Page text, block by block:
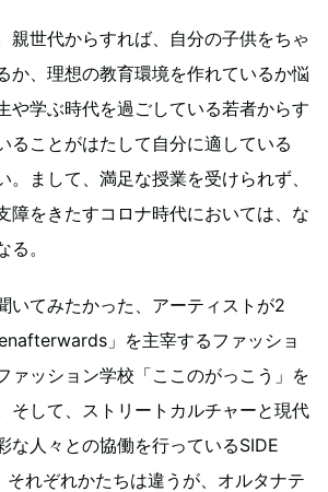
親世代からすれば、自分の子供をちゃ
か、理想の教育環境を作れているか悩
や学ぶ時代を過ごしている若者からす
ることがはたして自分に適している
。まして、満足な授業を受けられず、
障をきたすコロナ時代においては、な
。
いてみたかった、アーティストが2
」を主宰するファッショ
ァッション学校「ここのがっこう」を
そして、ストリートカルチャーと現代
な人々との協働を行っているSIDE
それぞれかたちは違うが、オルタナテ